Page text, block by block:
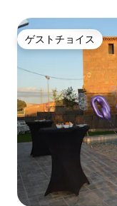
ゲストチョイス
ゲストチョイス